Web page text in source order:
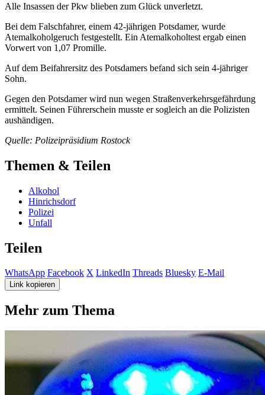
Alle Insassen der Pkw blieben zum Glück unverletzt.
Bei dem Falschfahrer, einem 42-jährigen Potsdamer, wurde
Atemalkoholgeruch festgestellt. Ein Atemalkoholtest ergab einen
Vorwert von 1,07 Promille.
Auf dem Beifahrersitz des Potsdamers befand sich sein 4-jähriger
Sohn.
Gegen den Potsdamer wird nun wegen Straßenverkehrsgefährdung
ermittelt. Seinen Führerschein musste er sogleich an die Polizisten
aushändigen.
Quelle: Polizeipräsidium Rostock
Themen & Teilen
Alkohol
Hinrichsdorf
Polizei
Unfall
Teilen
WhatsApp Facebook X LinkedIn Threads Bluesky E-Mail
Link kopieren
Mehr zum Thema